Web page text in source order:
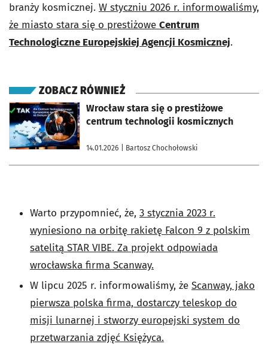
branży kosmicznej. W styczniu 2026 r. informowaliśmy,
że miasto stara się o prestiżowe Centrum
Technologiczne Europejskiej Agencji Kosmicznej.
ZOBACZ RÓWNIEŻ
Wrocław stara się o prestiżowe
centrum technologii kosmicznych
14.01.2026 | Bartosz Chochołowski
otworzy się w nowej karcie
Warto przypomnieć, że, 3 stycznia 2023 r.
wyniesiono na orbitę rakietę Falcon 9 z polskim
satelitą STAR VIBE. Za projekt odpowiada
wrocławska firma Scanway.
W lipcu 2025 r. informowaliśmy, że Scanway, jako
pierwsza polska firma, dostarczy teleskop do
misji lunarnej i stworzy europejski system do
przetwarzania zdjęć Księżyca.